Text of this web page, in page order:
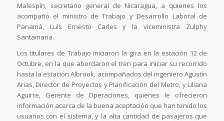
Malespín, secretario general de Nicaragua, a quienes los
acompañó el ministro de Trabajo y Desarrollo Laboral de
Panamá, Luis Ernesto Carles y la viceministra Zulphy
Santamaría.
Los titulares de Trabajo iniciaron la gira en la estación 12 de
Octubre, en la que abordaron el tren para iniciar su recorrido
hasta la estación Albrook, acompañados del ingeniero Agustín
Arias, Director de Proyectos y Planificación del Metro, y Liliana
Aguirre, Gerente de Operaciones, quienes le ofrecieron
información acerca de la buena aceptación que han tenido los
usuarios con el sistema, y la alta cantidad de pasajeros que